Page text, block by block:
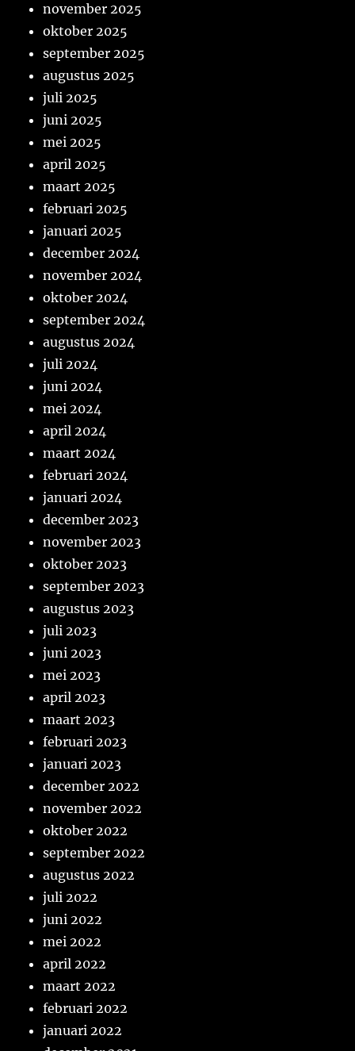
november 2025
oktober 2025
september 2025
augustus 2025
juli 2025
juni 2025
mei 2025
april 2025
maart 2025
februari 2025
januari 2025
december 2024
november 2024
oktober 2024
september 2024
augustus 2024
juli 2024
juni 2024
mei 2024
april 2024
maart 2024
februari 2024
januari 2024
december 2023
november 2023
oktober 2023
september 2023
augustus 2023
juli 2023
juni 2023
mei 2023
april 2023
maart 2023
februari 2023
januari 2023
december 2022
november 2022
oktober 2022
september 2022
augustus 2022
juli 2022
juni 2022
mei 2022
april 2022
maart 2022
februari 2022
januari 2022